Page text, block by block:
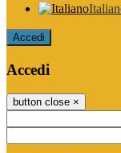
Accedi
Accedi
button close ×